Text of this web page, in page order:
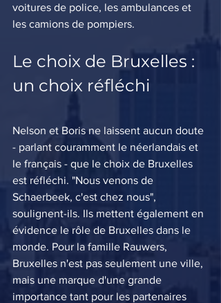
voitures de police, les ambulances et
les camions de pompiers.
Le choix de Bruxelles :
un choix réfléchi
Nelson et Boris ne laissent aucun doute
- parlant couramment le néerlandais et
le français - que le choix de Bruxelles
est réfléchi. "Nous venons de
Schaerbeek, c'est chez nous",
soulignent-ils. Ils mettent également en
évidence le rôle de Bruxelles dans le
monde. Pour la famille Rauwers,
Bruxelles n'est pas seulement une ville,
mais une marque d'une grande
importance tant pour les partenaires